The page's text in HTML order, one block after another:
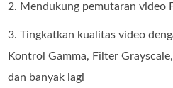
2. Mendukung pemutaran video
3. Tingkatkan kualitas video
Kontrol Gamma, Filter
dan banyak lagi